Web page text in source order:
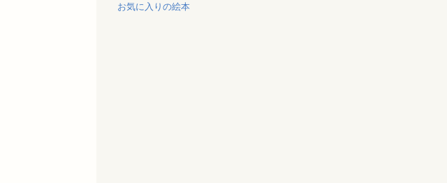
お気に入りの絵本